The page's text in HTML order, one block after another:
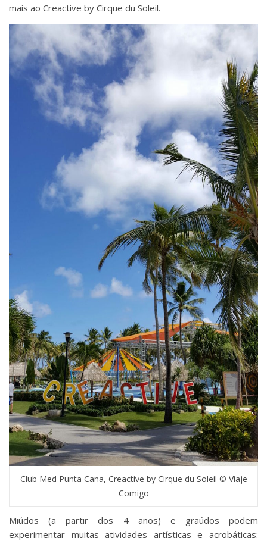
mais ao Creactive by Cirque du Soleil.
Club Med Punta Cana, Creactive by Cirque du Soleil © Viaje
Comigo
Miúdos (a partir dos 4 anos) e graúdos podem
experimentar muitas atividades artísticas e acrobáticas: